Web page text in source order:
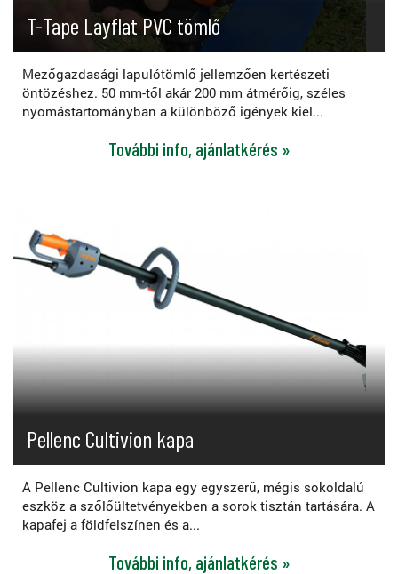
T-Tape Layflat PVC tömlő
Mezőgazdasági lapulótömlő jellemzően kertészeti
öntözéshez. 50 mm-től akár 200 mm átmérőig, széles
nyomástartományban a különböző igények kiel...
További info, ajánlatkérés »
Pellenc Cultivion kapa
A Pellenc Cultivion kapa egy egyszerű, mégis sokoldalú
eszköz a szőlőültetvényekben a sorok tisztán tartására. A
kapafej a földfelszínen és a...
További info, ajánlatkérés »